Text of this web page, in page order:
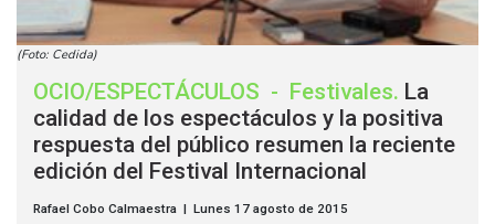
(Foto: Cedida)
OCIO/ESPECTÁCULOS - Festivales. La
calidad de los espectáculos y la positiva
respuesta del público resumen la reciente
edición del Festival Internacional
Rafael Cobo Calmaestra | Lunes 17 agosto de 2015